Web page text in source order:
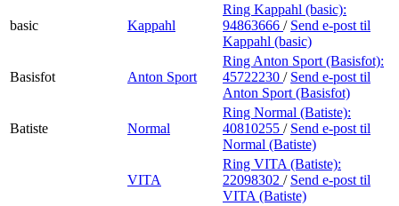
basic Kappahl
Ring Kappahl (basic):
94863666 / Send e-post til
Kappahl (basic)
Basisfot Anton Sport
Ring Anton Sport (Basisfot):
45722230 / Send e-post til
Anton Sport (Basisfot)
Batiste Normal
Ring Normal (Batiste):
40810255 / Send e-post til
Normal (Batiste)
VITA
Ring VITA (Batiste):
22098302 / Send e-post til
VITA (Batiste)